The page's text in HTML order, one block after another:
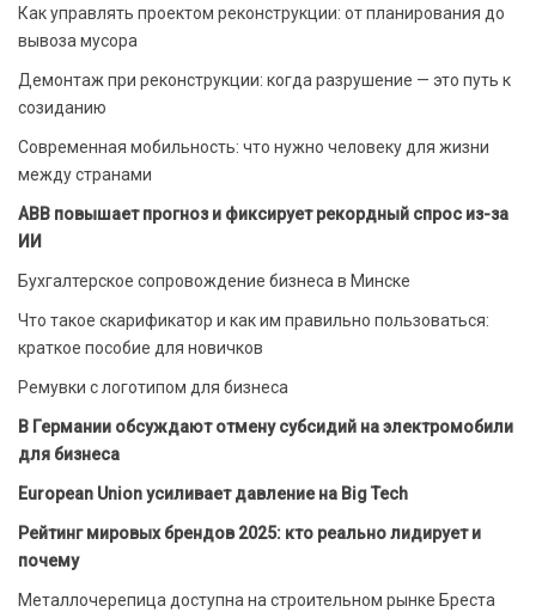
Как управлять проектом реконструкции: от планирования до
вывоза мусора
Демонтаж при реконструкции: когда разрушение — это путь к
созиданию
Современная мобильность: что нужно человеку для жизни
между странами
ABB повышает прогноз и фиксирует рекордный спрос из-за
ИИ
Бухгалтерское сопровождение бизнеса в Минске
Что такое скарификатор и как им правильно пользоваться:
краткое пособие для новичков
Ремувки с логотипом для бизнеса
В Германии обсуждают отмену субсидий на электромобили
для бизнеса
European Union усиливает давление на Big Tech
Рейтинг мировых брендов 2025: кто реально лидирует и
почему
Металлочерепица доступна на строительном рынке Бреста